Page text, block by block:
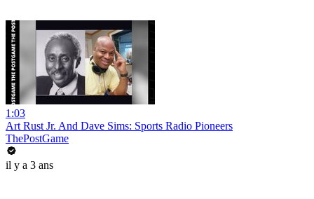
1:03
Art Rust Jr. And Dave Sims: Sports Radio Pioneers
ThePostGame
il y a 3 ans